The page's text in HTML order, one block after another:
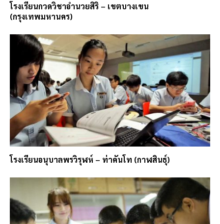
โรงเรียนกวดวิชาอำนวยสิริ – เขตบางเขน
(กรุงเทพมหานคร)
โรงเรียนอนุบาลพรวิรุฬห์ – ท่าคันโท (กาฬสินธุ์)